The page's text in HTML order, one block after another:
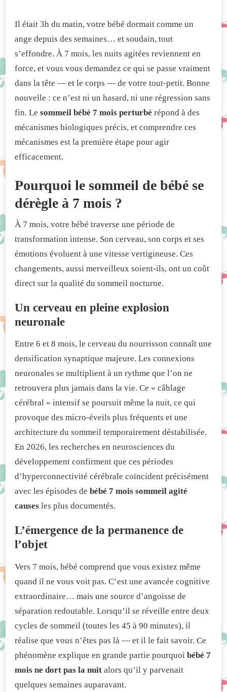
BÉBÉ
MOIS
:
ET
SOLUTIONS
Il était 3h du matin, votre bébé dormait comme un
ange depuis des semaines… et soudain, tout
s’effondre. À 7 mois, les nuits agitées reviennent en
force, et vous vous demandez ce qui se passe vraiment
dans la tête — et le corps — de votre tout-petit. Bonne
nouvelle : ce n’est ni un hasard, ni une régression sans
fin. Le sommeil bébé 7 mois perturbé répond à des
mécanismes biologiques précis, et comprendre ces
mécanismes est la première étape pour agir
efficacement.
Pourquoi le sommeil de bébé se
dérègle à 7 mois ?
À 7 mois, votre bébé traverse une période de
transformation intense. Son cerveau, son corps et ses
émotions évoluent à une vitesse vertigineuse. Ces
changements, aussi merveilleux soient-ils, ont un coût
direct sur la qualité du sommeil nocturne.
Un cerveau en pleine explosion
neuronale
Entre 6 et 8 mois, le cerveau du nourrisson connaît une
densification synaptique majeure. Les connexions
neuronales se multiplient à un rythme que l’on ne
retrouvera plus jamais dans la vie. Ce « câblage
cérébral » intensif se poursuit même la nuit, ce qui
provoque des micro-éveils plus fréquents et une
architecture du sommeil temporairement déstabilisée.
En 2026, les recherches en neurosciences du
développement confirment que ces périodes
d’hyperconnectivité cérébrale coïncident précisément
avec les épisodes de bébé 7 mois sommeil agité
causes les plus documentés.
L’émergence de la permanence de
l’objet
Vers 7 mois, bébé comprend que vous existez même
quand il ne vous voit pas. C’est une avancée cognitive
extraordinaire… mais une source d’angoisse de
séparation redoutable. Lorsqu’il se réveille entre deux
cycles de sommeil (toutes les 45 à 90 minutes), il
réalise que vous n’êtes pas là — et il le fait savoir. Ce
phénomène explique en grande partie pourquoi bébé 7
mois ne dort pas la nuit alors qu’il y parvenait
quelques semaines auparavant.